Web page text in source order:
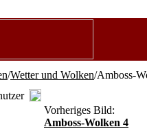
/Wetter und Wolken/Amboss-
Vorheriges Bild:
Amboss-Wolken 4